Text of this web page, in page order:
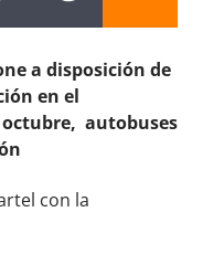
a disposición de
en el
octubre, autobuses
con la